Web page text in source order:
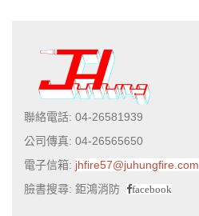
聯絡電話: 04-26581939
公司傳真: 04-26565650
電子信箱: jhfire57@juhungfire.com
臉書搜尋: 鉅鴻消防
facebook